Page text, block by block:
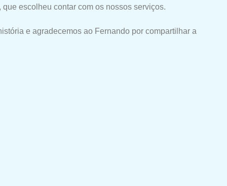
escolheu contar com os nossos serviços.
e agradecemos ao Fernando por compartilhar a